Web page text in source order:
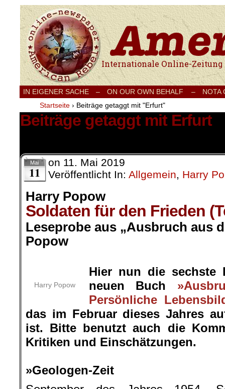
Internationale Onlinezeitung für Frieden,
IN EIGENER SACHE – ON OUR OWN BEHALF –
NOTA
Startseite › Beiträge getaggt mit "Erfurt"
Beiträge getaggt mit Erfurt
Mai
11
on 11. Mai 2019
Veröffentlicht In: Allgemein, Harry
Harry Popow
Soldaten für den Frieden
Leseprobe aus „Ausbruch aus
Popow
Harry Popow
Hier nun die sechste
neuen Buch
Persönliche
das im Februar dieses Jahres
ist. Bitte benutzt auch die
Kritiken und Einschätzungen.
»Geologen-Zeit